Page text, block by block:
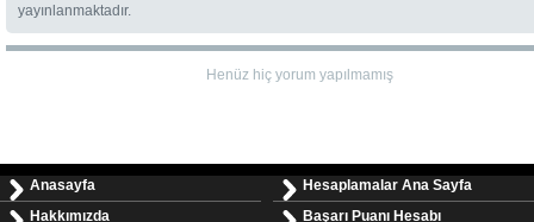
yayınlanmaktadır.
Henüz hiç yorum yapılmamış
Anasayfa
Hakkımızda
Hesaplamalar Ana Sayfa
Başarı Puanı Hesabı